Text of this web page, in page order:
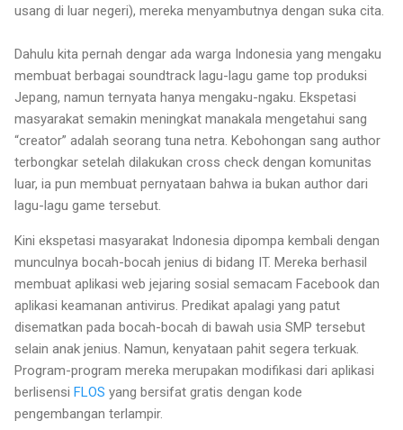
usang di luar negeri), mereka menyambutnya dengan suka cita.
Dahulu kita pernah dengar ada warga Indonesia yang mengaku
membuat berbagai soundtrack lagu-lagu game top produksi
Jepang, namun ternyata hanya mengaku-ngaku. Ekspetasi
masyarakat semakin meningkat manakala mengetahui sang
“creator” adalah seorang tuna netra. Kebohongan sang author
terbongkar setelah dilakukan cross check dengan komunitas
luar, ia pun membuat pernyataan bahwa ia bukan author dari
lagu-lagu game tersebut.
Kini ekspetasi masyarakat Indonesia dipompa kembali dengan
munculnya bocah-bocah jenius di bidang IT. Mereka berhasil
membuat aplikasi web jejaring sosial semacam Facebook dan
aplikasi keamanan antivirus. Predikat apalagi yang patut
disematkan pada bocah-bocah di bawah usia SMP tersebut
selain anak jenius. Namun, kenyataan pahit segera terkuak.
Program-program mereka merupakan modifikasi dari aplikasi
berlisensi FLOS yang bersifat gratis dengan kode
pengembangan terlampir.